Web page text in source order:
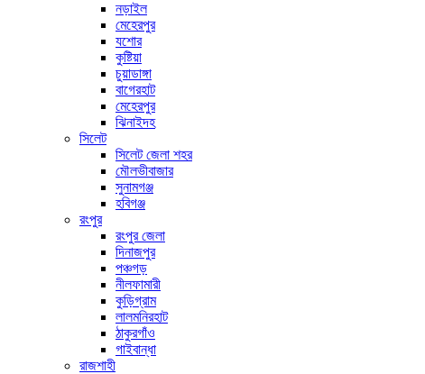
নড়াইল
মেহেরপুর
যশোর
কুষ্টিয়া
চুয়াডাঙ্গা
বাগেরহাট
মেহেরপুর
ঝিনাইদহ
সিলেট
সিলেট জেলা শহর
মৌলভীবাজার
সুনামগঞ্জ
হবিগঞ্জ
রংপুর
রংপুর জেলা
দিনাজপুর
পঞ্চগড়
নীলফামারী
কুড়িগ্রাম
লালমনিরহাট
ঠাকুরগাঁও
গাইবান্ধা
রাজশাহী